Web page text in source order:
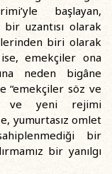
başlayan,
uzantısı olarak
biri olarak
emekçiler ona
neden bigâne
“emekçiler söz ve
ve yeni rejimi
yumurtasız omlet
bir
bir yanılgı